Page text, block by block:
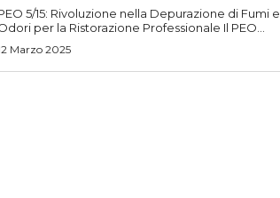
5/15: Rivoluzione nella Depurazione di Fumi e
Odori per la Ristorazione Professionale Il PEO...
Marzo 2025